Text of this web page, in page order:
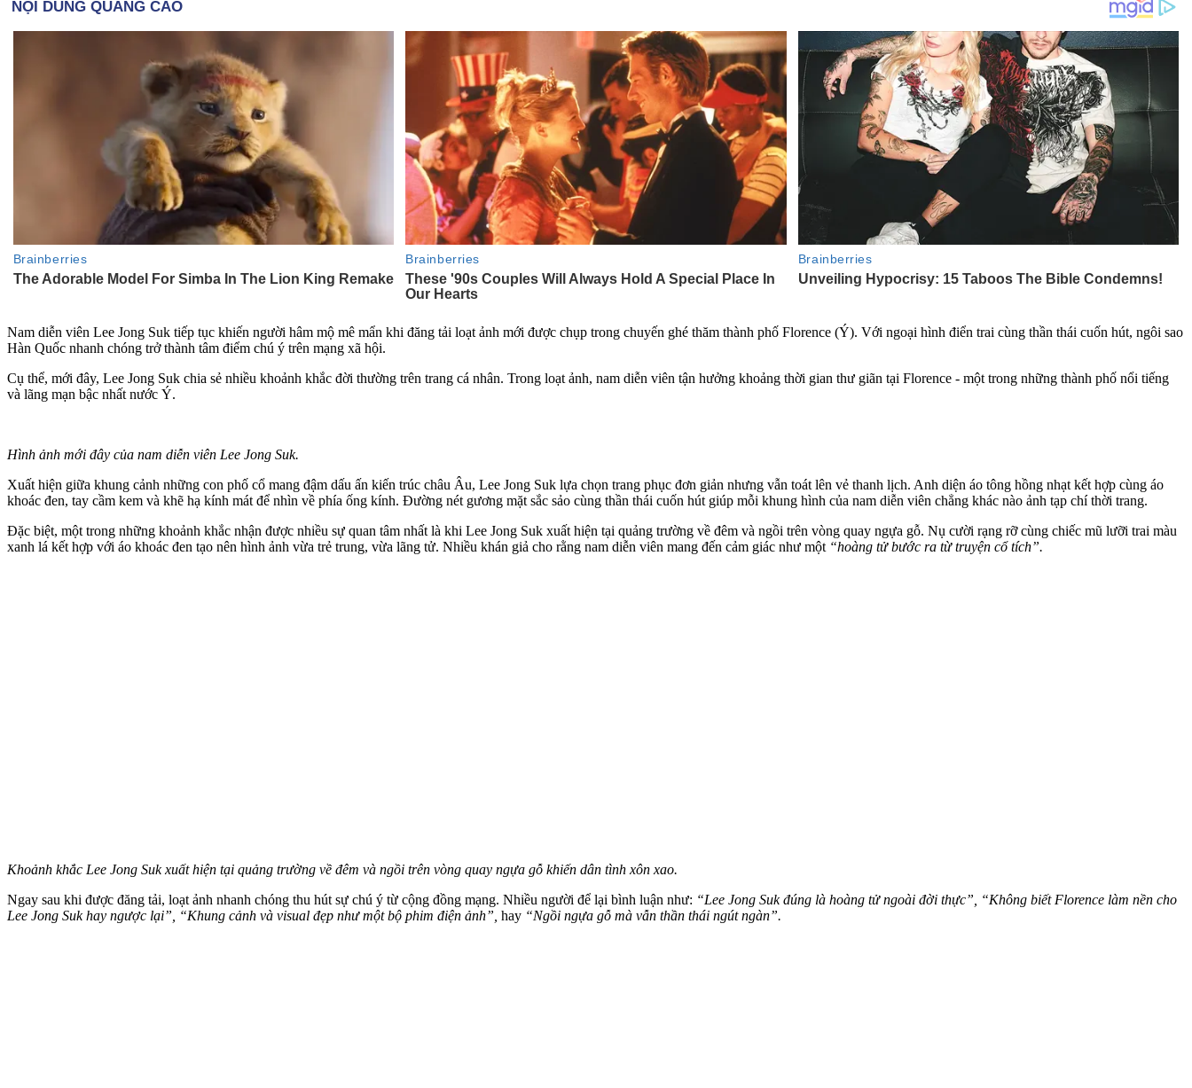
Nam diễn viên Lee Jong Suk tiếp tục khiến người hâm mộ mê mẩn khi đăng tải loạt ảnh mới được chụp trong chuyến ghé thăm thành phố Florence (Ý). Với ngoại hình điển trai cùng thần thái cuốn hút, ngôi sao
Hàn Quốc nhanh chóng trở thành tâm điểm chú ý trên mạng xã hội.
Cụ thể, mới đây, Lee Jong Suk chia sẻ nhiều khoảnh khắc đời thường trên trang cá nhân. Trong loạt ảnh, nam diễn viên tận hưởng khoảng thời gian thư giãn tại Florence - một trong những thành phố nổi tiếng
và lãng mạn bậc nhất nước Ý.
Hình ảnh mới đây của nam diễn viên Lee Jong Suk.
Xuất hiện giữa khung cảnh những con phố cổ mang đậm dấu ấn kiến trúc châu Âu, Lee Jong Suk lựa chọn trang phục đơn giản nhưng vẫn toát lên vẻ thanh lịch. Anh diện áo tông hồng nhạt kết hợp cùng áo
khoác đen, tay cầm kem và khẽ hạ kính mát để nhìn về phía ống kính. Đường nét gương mặt sắc sảo cùng thần thái cuốn hút giúp mỗi khung hình của nam diễn viên chẳng khác nào ảnh tạp chí thời trang.
Đặc biệt, một trong những khoảnh khắc nhận được nhiều sự quan tâm nhất là khi Lee Jong Suk xuất hiện tại quảng trường về đêm và ngồi trên vòng quay ngựa gỗ. Nụ cười rạng rỡ cùng chiếc mũ lưỡi trai màu
xanh lá kết hợp với áo khoác đen tạo nên hình ảnh vừa trẻ trung, vừa lãng tử. Nhiều khán giả cho rằng nam diễn viên mang đến cảm giác như một “hoàng tử bước ra từ truyện cổ tích”.
Khoảnh khắc Lee Jong Suk xuất hiện tại quảng trường về đêm và ngồi trên vòng quay ngựa gỗ khiến dân tình xôn xao.
Ngay sau khi được đăng tải, loạt ảnh nhanh chóng thu hút sự chú ý từ cộng đồng mạng. Nhiều người để lại bình luận như: “Lee Jong Suk đúng là hoàng tử ngoài đời thực”, “Không biết Florence làm nền cho
Lee Jong Suk hay ngược lại”, “Khung cảnh và visual đẹp như một bộ phim điện ảnh”, hay “Ngồi ngựa gỗ mà vẫn thần thái ngút ngàn”.